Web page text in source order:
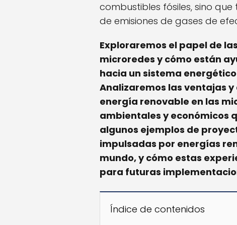
combustibles fósiles, sino
de emisiones de gases de
Exploraremos el papel de
microredes y cómo están
hacia un sistema
Analizaremos las ventajas
energía renovable en las
ambientales y económicos
algunos ejemplos de
impulsadas por energías
mundo, y cómo estas
para futuras
Índice de contenidos